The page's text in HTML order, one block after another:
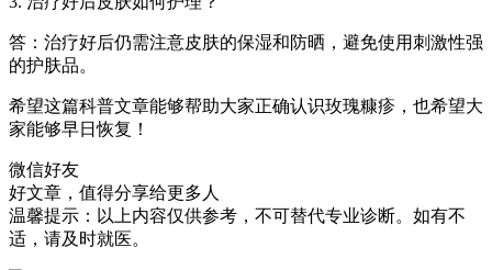
答：治疗好后仍需注意皮肤的保湿和防晒，避免使用刺激性强
的护肤品。
希望这篇科普文章能够帮助大家正确认识玫瑰糠疹，也希望大
家能够早日恢复！
微信好友
好文章，值得分享给更多人
温馨提示：以上内容仅供参考，不可替代专业诊断。如有不
适，请及时就医。